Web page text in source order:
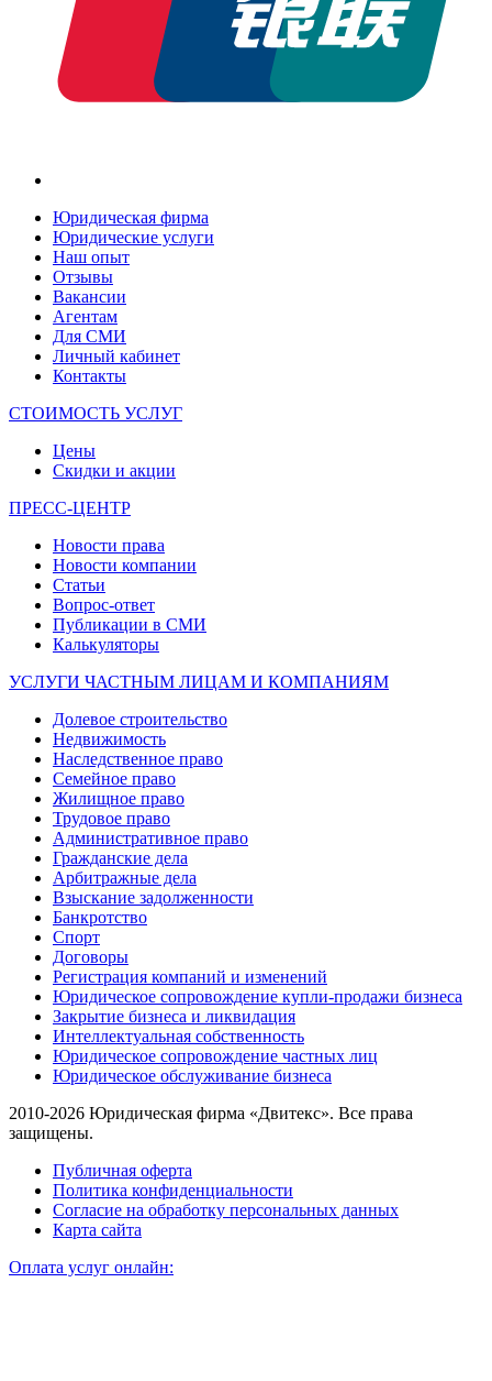
Юридическая фирма
Юридические услуги
Наш опыт
Отзывы
Вакансии
Агентам
Для СМИ
Личный кабинет
Контакты
СТОИМОСТЬ УСЛУГ
Цены
Скидки и акции
ПРЕСС-ЦЕНТР
Новости права
Новости компании
Статьи
Вопрос-ответ
Публикации в СМИ
Калькуляторы
УСЛУГИ ЧАСТНЫМ ЛИЦАМ И КОМПАНИЯМ
Долевое строительство
Недвижимость
Наследственное право
Семейное право
Жилищное право
Трудовое право
Административное право
Гражданские дела
Арбитражные дела
Взыскание задолженности
Банкротство
Спорт
Договоры
Регистрация компаний и изменений
Юридическое сопровождение купли-продажи бизнеса
Закрытие бизнеса и ликвидация
Интеллектуальная собственность
Юридическое сопровождение частных лиц
Юридическое обслуживание бизнеса
2010-2026 Юридическая фирма «Двитекс». Все права
защищены.
Публичная оферта
Политика конфиденциальности
Согласие на обработку персональных данных
Карта сайта
Оплата услуг онлайн: